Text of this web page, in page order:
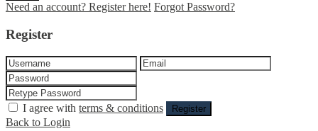
Need an account? Register here! Forgot Password?
Register
I agree with terms & conditions Register
Back to Login